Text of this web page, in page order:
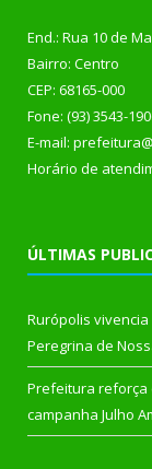
End.: Rua 10 de
Bairro: Centro
CEP: 68165-000
Fone: (93) 3543-
E-mail:
Horário de
ÚLTIMAS
Rurópolis
Peregrina de
Prefeitura reforça
campanha Julho